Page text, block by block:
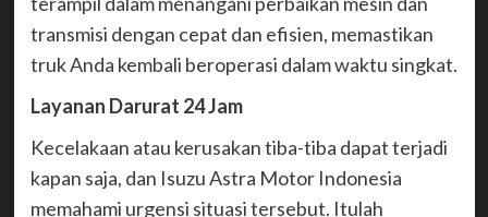
transmisi dengan cepat dan efisien, memastikan
truk Anda kembali beroperasi dalam waktu singkat.
Layanan Darurat 24 Jam
Kecelakaan atau kerusakan tiba-tiba dapat terjadi
kapan saja, dan Isuzu Astra Motor Indonesia
memahami urgensi situasi tersebut. Itulah